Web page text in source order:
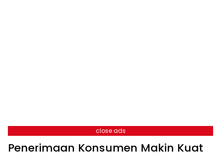
close ads
Penerimaan Konsumen Makin Kuat